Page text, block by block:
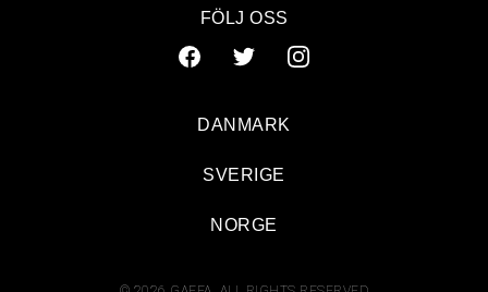
FÖLJ OSS
DANMARK
SVERIGE
NORGE